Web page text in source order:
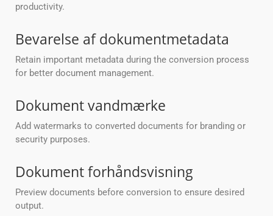
productivity.
Bevarelse af dokumentmetadata
Retain important metadata during the conversion process
for better document management.
Dokument vandmærke
Add watermarks to converted documents for branding or
security purposes.
Dokument forhåndsvisning
Preview documents before conversion to ensure desired
output.